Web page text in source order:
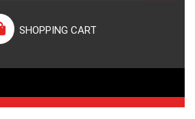
SHOPPING CART